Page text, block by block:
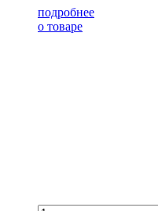
подробнее
о товаре